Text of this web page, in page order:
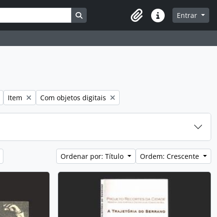
Busque na página de navegação
Atalhos Entrar
Remover filtro:
Item Remover filtro:
Com objetos digitais
Ordenar por: Título Ordem: Crescente